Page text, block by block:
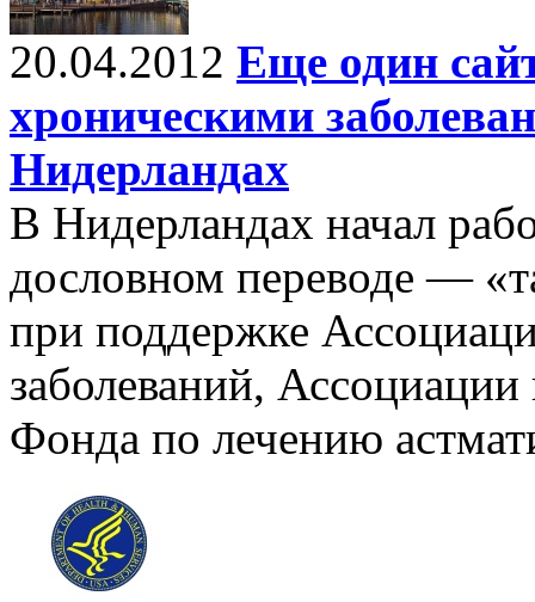
20.04.2012 Еще один
хроническими
Нидерландах
В Нидерландах начал
дословном переводе —
при поддержке
заболеваний,
Фонда по лечению